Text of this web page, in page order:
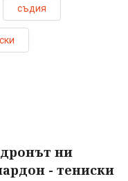
съдия
ни
- тениски